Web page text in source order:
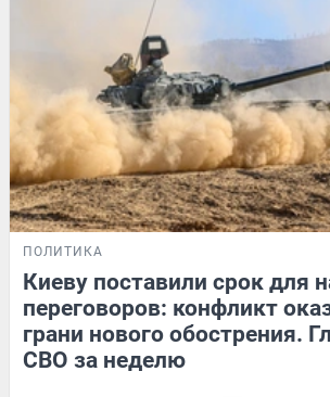
ПОЛИТИКА
Киеву поставили срок для
переговоров: конфликт
грани нового обострения.
СВО за неделю